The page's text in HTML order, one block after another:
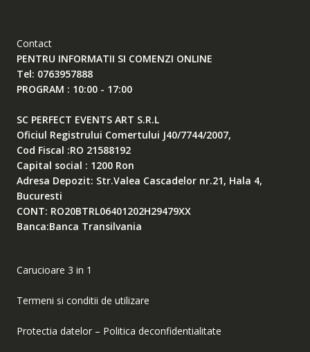
Contact
PENTRU INFORMATII SI COMENZI ONLINE
Tel: 0763957888
PROGRAM : 10:00 - 17:00
SC PERFECT EVENTS ART S.R.L
Oficiul Registrului Comertului J40/7744/2007,
Cod Fiscal :RO 21588192
Capital social : 1200 Ron
Adresa Depozit: Str.Valea Cascadelor nr.21, Hala 4,
Bucuresti
CONT: RO20BTRL06401202H29479XX
Banca:Banca Transilvania
Carucioare 3 in 1
Termeni si conditii de utilizare
Protectia datelor – Politica deconfidentialitate